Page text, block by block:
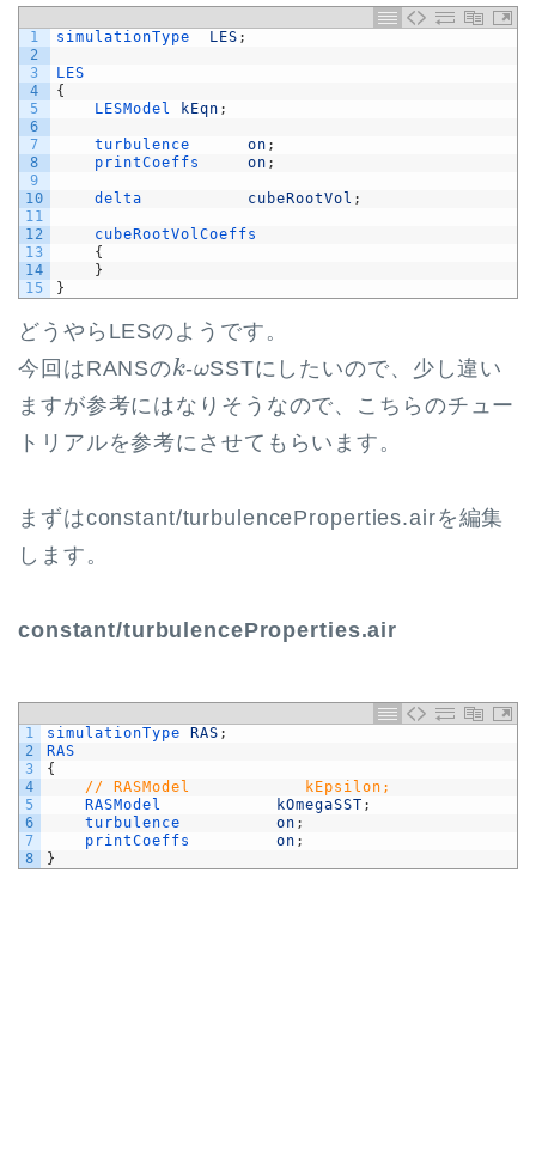
1
2
3
4
5
6
7
8
9
10
11
12
13
14
15
simulationType LES ;
LES
{
LESModel
kEqn ;
turbulence on ;
printCoeffs on ;
delta cubeRootVol ;
cubeRootVolCoeffs
{
}
}
どうやらLESのようです。
今回はRANSのk
k -ω
ωSSTにしたいので、少し違い
ますが参考にはなりそうなので、こちらのチュー
トリアルを参考にさせてもらいます。
まずはconstant/turbulenceProperties.airを編集
します。
constant/turbulenceProperties.air
1
2
3
4
5
6
7
8
simulationType RAS ;
RAS
{
// RASModel            kEpsilon;
RASModel
kOmegaSST ;
turbulence on ;
printCoeffs on ;
}